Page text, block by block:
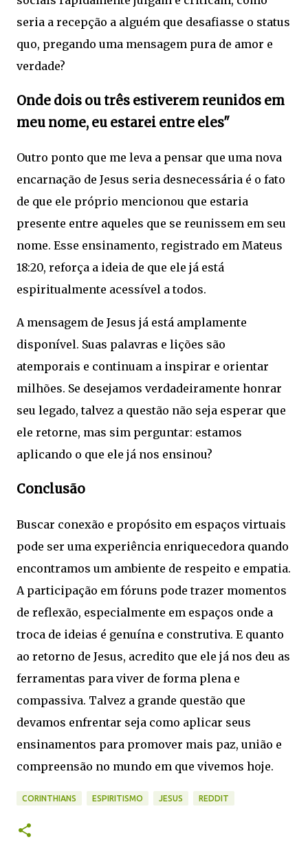
seria a recepção a alguém que desafiasse o status
quo, pregando uma mensagem pura de amor e
verdade?
Onde dois ou três estiverem reunidos em
meu nome, eu estarei entre eles"
Outro ponto que me leva a pensar que uma nova
encarnação de Jesus seria desnecessária é o fato
de que ele próprio mencionou que estaria
presente entre aqueles que se reunissem em seu
nome. Esse ensinamento, registrado em Mateus
18:20, reforça a ideia de que ele já está
espiritualmente acessível a todos.
A mensagem de Jesus já está amplamente
disponível. Suas palavras e lições são
atemporais e continuam a inspirar e orientar
milhões. Se desejamos verdadeiramente honrar
seu legado, talvez a questão não seja esperar que
ele retorne, mas sim perguntar: estamos
aplicando o que ele já nos ensinou?
Conclusão
Buscar conexão e propósito em espaços virtuais
pode ser uma experiência enriquecedora quando
encontramos um ambiente de respeito e empatia.
A participação em fóruns pode trazer momentos
de reflexão, especialmente em espaços onde a
troca de ideias é genuína e construtiva. E quanto
ao retorno de Jesus, acredito que ele já nos deu as
ferramentas para viver de forma plena e
compassiva. Talvez a grande questão que
devamos enfrentar seja como aplicar seus
ensinamentos para promover mais paz, união e
compreensão no mundo em que vivemos hoje.
CORINTHIANS ESPIRITISMO JESUS REDDIT